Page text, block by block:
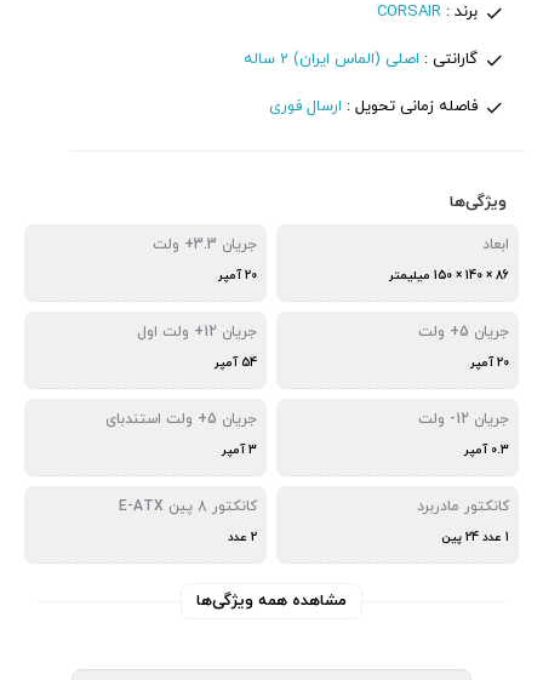
برند :CORSAIR
گارانتی : اصلی (الماس ایران) 2 ساله
فاصله زمانی تحویل : ارسال فوری
ویژگی‌ها
ابعاد
86 × 140 × 150 میلیمتر
جریان 3.3+ ولت
20 آمپر
جریان 5+ ولت
20 آمپر
جریان 12+ ولت اول
54 آمپر
جریان 12- ولت
0.3 آمپر
جریان 5+ ولت استندبای
3 آمپر
کانکتور مادربرد
1 عدد 24 پین
کانکتور 8 پین E-ATX
2 عدد
مشاهده همه ویژگی‌ها